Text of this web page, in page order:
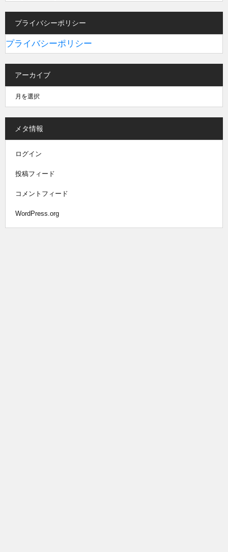
プライバシーポリシー
プライバシーポリシー
アーカイブ
メタ情報
ログイン
投稿フィード
コメントフィード
WordPress.org